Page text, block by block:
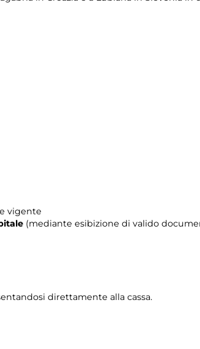
vigente
(mediante esibizione di valido
direttamente alla cassa.